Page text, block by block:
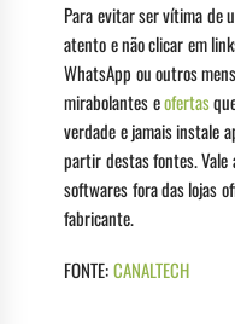
Para evitar ser vítima de
atento e não clicar em
WhatsApp ou outros
mirabolantes eofertas
verdade e jamais instale
partir destas fontes. Vale
softwares fora das lojas
fabricante.
FONTE:CANALTECH